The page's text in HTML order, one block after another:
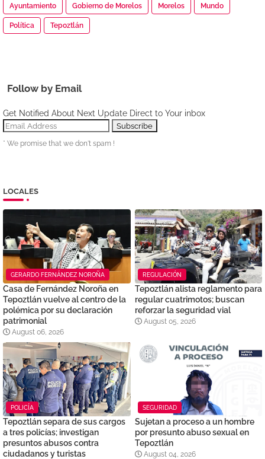
Ayuntamiento Gobierno de Morelos Morelos Mundo
Política Tepoztlán
Follow by Email
Get Notified About Next Update Direct to Your inbox
* We promise that we don't spam !
LOCALES
GERARDO FERNÁNDEZ NOROÑA
Casa de Fernández Noroña en
Tepoztlán vuelve al centro de la
polémica por su declaración
patrimonial
August 06, 2026
REGULACIÓN
Tepoztlán alista reglamento para
regular cuatrimotos; buscan
reforzar la seguridad vial
August 05, 2026
POLICÍA
Tepoztlán separa de sus cargos
a tres policías; investigan
presuntos abusos contra
ciudadanos y turistas
SEGURIDAD
Sujetan a proceso a un hombre
por presunto abuso sexual en
Tepoztlán
August 04, 2026